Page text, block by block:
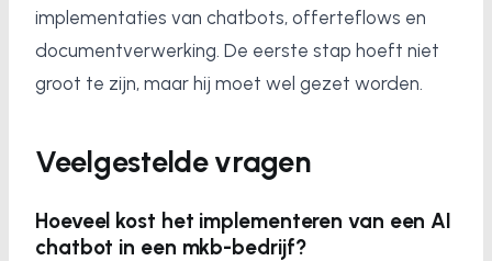
implementaties van chatbots, offerteflows en
documentverwerking. De eerste stap hoeft niet
groot te zijn, maar hij moet wel gezet worden.
Veelgestelde vragen
Hoeveel kost het implementeren van een AI
chatbot in een mkb-bedrijf?